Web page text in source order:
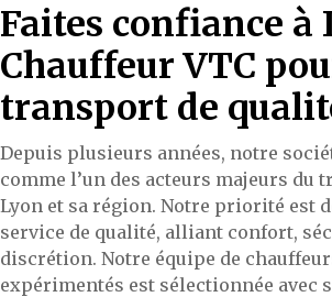
Faites confiance à
Chauffeur VTC
transport de
Depuis plusieurs années, notre
comme l’un des acteurs majeurs du
Lyon et sa région. Notre priorité est
service de qualité, alliant confort,
discrétion. Notre équipe de
expérimentés est sélectionnée avec